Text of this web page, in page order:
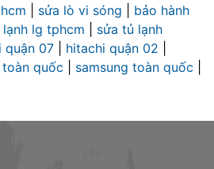
sửa lò vi sóng
bảo hành
lạnh lg tphcm
sửa tủ lạnh
quận 07 hitachi quận 02
quốc samsung toàn quốc